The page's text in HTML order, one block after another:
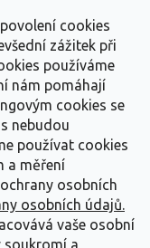
cookies
zážitek při
používáme
nám pomáhají
cookies se
nebudou
používat cookies
a měření
osobních
osobních údajů.
vaše osobní
soukromí a